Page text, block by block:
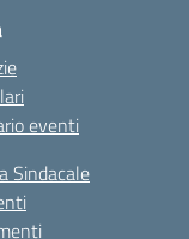
eventi
Sindacale